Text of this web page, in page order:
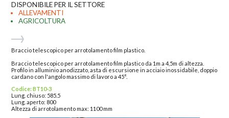
DISPONIBILE PER IL SETTORE
ALLEVAMENTI
AGRICOLTURA
Braccio telescopico per arrotolamento film plastico.
Braccio telescopico per arrotolamento film plastico da 1m a 4,5m di altezza.
Profilo in alluminio anodizzato, asta di escursione in acciaio inossidabile, doppio
cardano con l'angolo massimo di lavoro a 45°.
Codice: BT10-3
Lung. chiuso: 585.5
Lung. aperto: 800
Altezza di arrotolamento max: 1100 mm